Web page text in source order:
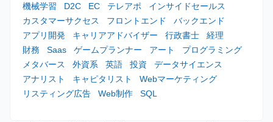
機械学習
D2C EC テレアポ
インサイドセールス
カスタマーサクセス
フロントエンド
バックエンド
アプリ開発
キャリアアドバイザー 行政書士
経理
財務
Saas ゲームプランナー アート
プログラミング
メタバース
外資系 英語 投資
データサイエンス
アナリスト
キャピタリスト
Webマーケティング
リスティング広告
Web制作 SQL